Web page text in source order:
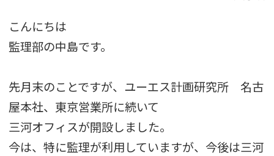
こんにちは
監理部の中島です。
先月末のことですが、ユーエス計画研究所 名古
屋本社、東京営業所に続いて
三河オフィスが開設しました。
今は、特に監理が利用していますが、今後は三河